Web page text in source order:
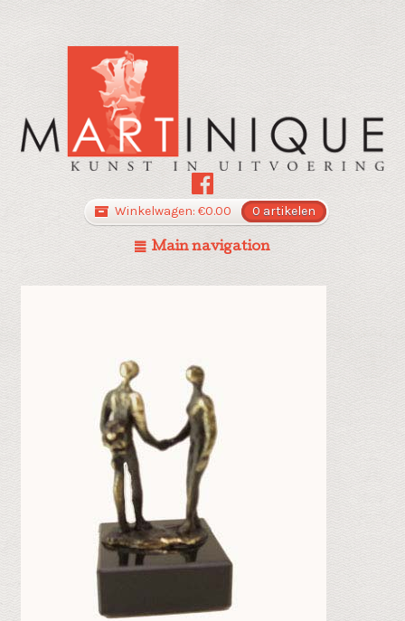
Winkelwagen: €0.00 0 artikelen
Main navigation